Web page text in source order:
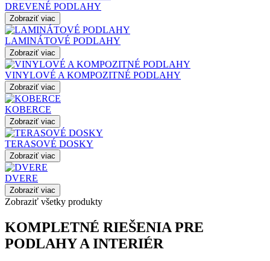
DREVENÉ PODLAHY
Zobraziť viac
LAMINÁTOVÉ PODLAHY
Zobraziť viac
VINYLOVÉ A KOMPOZITNÉ PODLAHY
Zobraziť viac
KOBERCE
Zobraziť viac
TERASOVÉ DOSKY
Zobraziť viac
DVERE
Zobraziť viac
Zobraziť všetky produkty
KOMPLETNÉ RIEŠENIA PRE
PODLAHY A INTERIÉR